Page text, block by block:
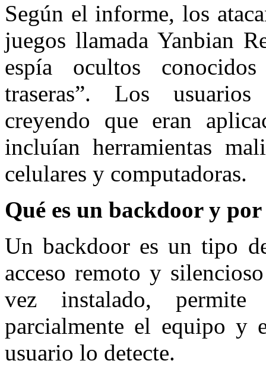
Según el informe, los
juegos llamada Yanbian
espía ocultos
traseras”. Los
creyendo que eran
incluían herramientas
celulares y computadoras.
Qué es un backdoor y
Un backdoor es un tipo
acceso remoto y
vez instalado, permite
parcialmente el equipo y
usuario lo detecte.